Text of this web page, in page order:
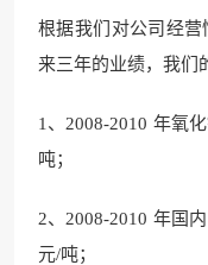
根据我们对公司经
来三年的业绩，我们
1、2008-2010 年氧
吨；
2、2008-2010 年国
元/吨；